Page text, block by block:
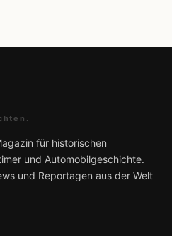
für historischen
und Automobilgeschichte.
und Reportagen aus der Welt